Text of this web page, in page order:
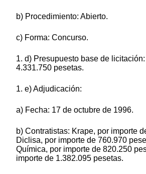
b) Procedimiento: Abierto.
c) Forma: Concurso.
1. d) Presupuesto base de
4.331.750 pesetas.
1. e) Adjudicación:
a) Fecha: 17 de octubre de 1996.
b) Contratistas: Krape, por importe
Diclisa, por importe de 760.970
Química, por importe de 820.250
importe de 1.382.095 pesetas.